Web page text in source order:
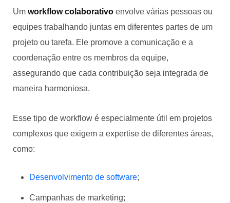
Um workflow colaborativo envolve várias pessoas ou
equipes trabalhando juntas em diferentes partes de um
projeto ou tarefa. Ele promove a comunicação e a
coordenação entre os membros da equipe,
assegurando que cada contribuição seja integrada de
maneira harmoniosa.
Esse tipo de workflow é especialmente útil em projetos
complexos que exigem a expertise de diferentes áreas,
como:
Desenvolvimento de software;
Campanhas de marketing;